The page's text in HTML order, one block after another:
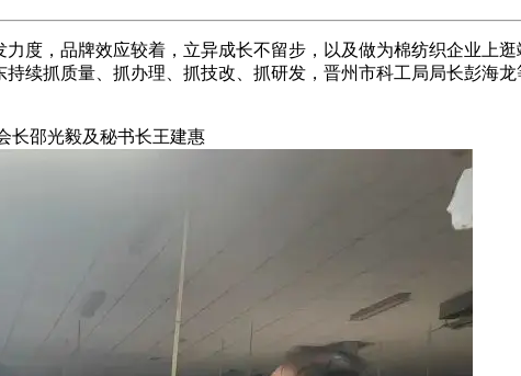
，品牌效应较着，立异成长不留步，以及做为棉纺织企业上逛
续抓质量、抓办理、抓技改、抓研发，晋州市科工局局长彭海
邵光毅及秘书长王建惠